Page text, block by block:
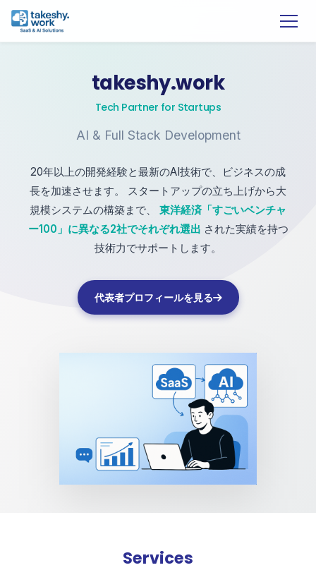
takeshy.work
Tech Partner for Startups
AI & Full Stack Development
20年以上の開発経験と最新のAI技術で、ビジネスの成
長を加速させます。 スタートアップの立ち上げから大
規模システムの構築まで、 東洋経済「すごいベンチャ
ー100」に異なる2社でそれぞれ選出 された実績を持つ
技術力でサポートします。
代表者プロフィールを見る
Services